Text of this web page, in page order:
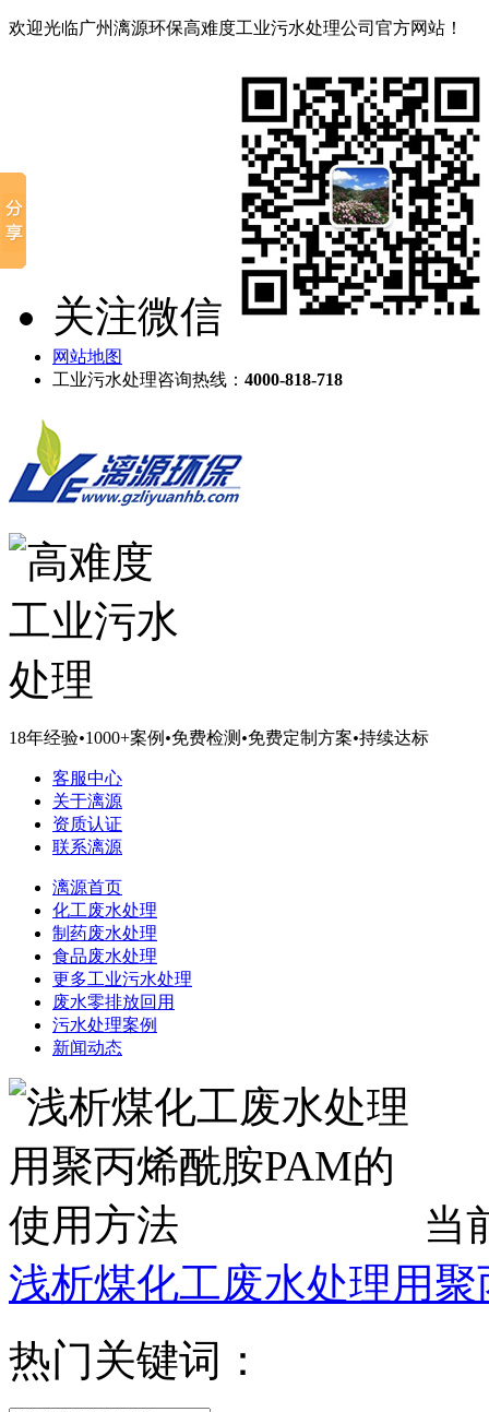
欢迎光临广州漓源环保高难度工业污水处理公司官方网站！
关注微信
网站地图
工业污水处理咨询热线： 4000-818-718
18年经验•1000+案例 •免费检测 •免费定制方案•持续达标
客服中心
关于漓源
资质认证
联系漓源
漓源首页
化工废水处理
制药废水处理
食品废水处理
更多工业污水处理
废水零排放回用
污水处理案例
新闻动态
当
浅析煤化工废水处理用
热门关键词：